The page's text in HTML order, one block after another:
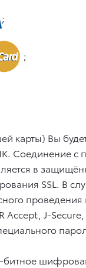
;
;
карты) Вы
Соединение с
в
SSL. В
Accept, J-
битное